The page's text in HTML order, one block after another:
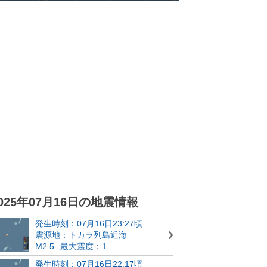
年07月16日の地震情報
発生時刻：07月16日23:27頃
震源地：トカラ列島近海
M2.5
最大震度：1
発生時刻：07月16日22:17頃